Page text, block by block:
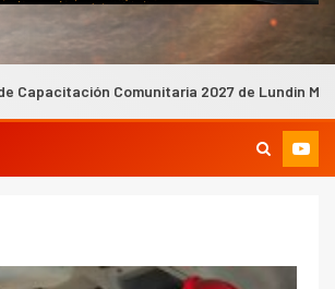
2027 de Lundin Mining capacitará a más de